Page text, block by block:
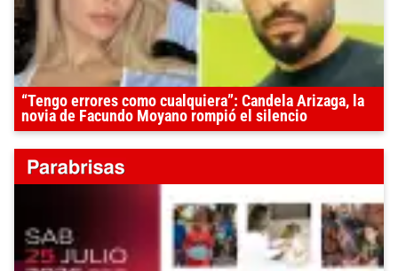
“Tengo errores como cualquiera”: Candela Arizaga, la
novia de Facundo Moyano rompió el silencio